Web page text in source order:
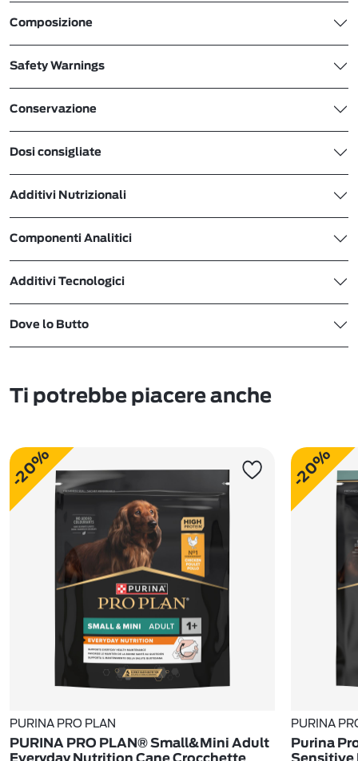
Composizione
Safety Warnings
Conservazione
Dosi consigliate
Additivi Nutrizionali
Componenti Analitici
Additivi Tecnologici
Dove lo Butto
Ti potrebbe piacere anche
-20%
PURINA PRO PLAN
PURINA PRO PLAN® Small&Mini Adult
Everyday Nutrition Cane Crocchette
-20%
PURINA
Purina
Sensitive